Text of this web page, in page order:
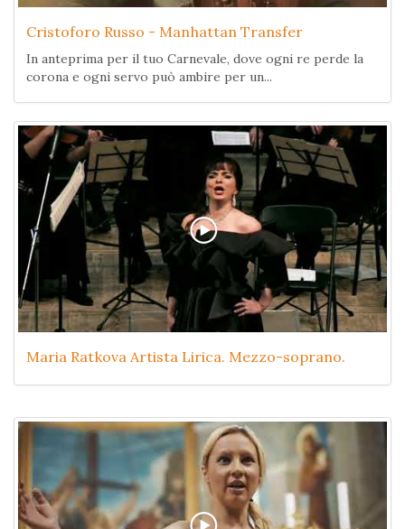
Cristoforo Russo - Manhattan Transfer
In anteprima per il tuo Carnevale, dove ogni re perde la
corona e ogni servo può ambire per un...
Maria Ratkova Artista Lirica. Mezzo-soprano.